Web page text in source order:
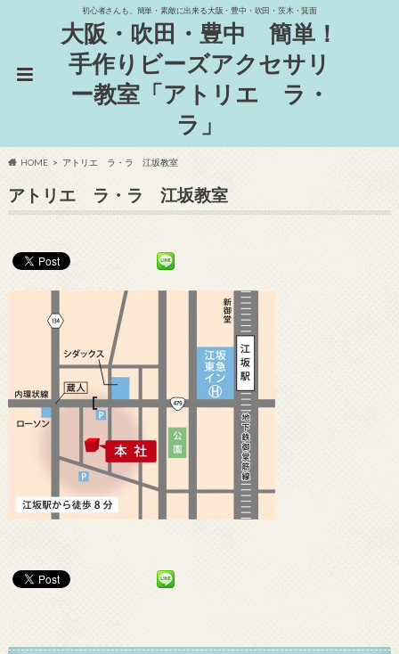
初心者さんも、簡単・素敵に出来る大阪・豊中・吹田・茨木・箕面
大阪・吹田・豊中 簡単！
手作りビーズアクセサリ
ー教室「アトリエ ラ・
ラ」
HOME アトリエ ラ・ラ 江坂教室
アトリエ ラ・ラ 江坂教室